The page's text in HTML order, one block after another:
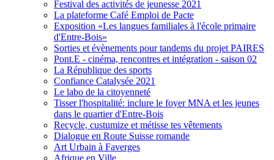
Festival des activités de jeunesse 2021
La plateforme Café Emploi de Pacte
Exposition «Les langues familiales à l'école primaire
d'Entre-Bois»
Sorties et évènements pour tandems du projet PAIRES
Pont.E - cinéma, rencontres et intégration - saison 02
La République des sports
Confiance Catalysée 2021
Le labo de la citoyenneté
Tisser l'hospitalité: inclure le foyer MNA et les jeunes
dans le quartier d'Entre-Bois
Recycle, custumize et métisse tes vêtements
Dialogue en Route Suisse romande
Art Urbain à Faverges
Afrique en Ville